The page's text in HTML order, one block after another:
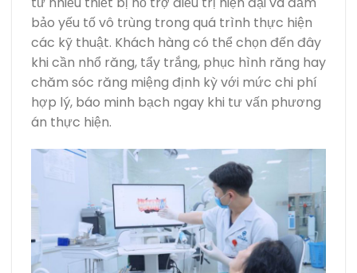
bảo yếu tố vô trùng trong quá trình thực hiện
các kỹ thuật. Khách hàng có thể chọn đến đây
khi cần nhổ răng, tẩy trắng, phục hình răng hay
chăm sóc răng miệng định kỳ với mức chi phí
hợp lý, báo minh bạch ngay khi tư vấn phương
án thực hiện.